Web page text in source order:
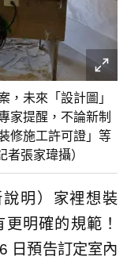
，未來「設計圖」
家提醒，不論新制
修施工許可證」等
張家瑋攝）
說明）家裡想裝
明確的規範！
日預告訂定室內